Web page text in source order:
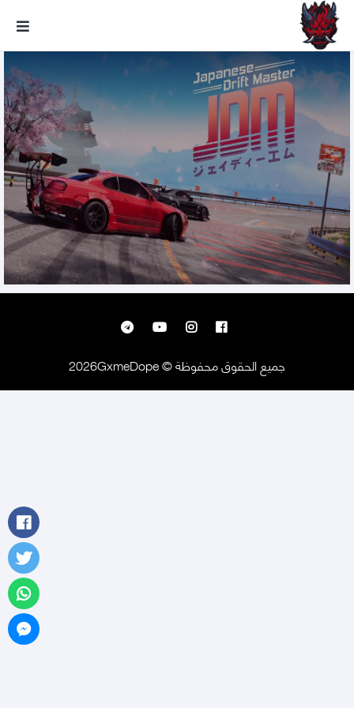
JDM Japanese Drift Master تحميل
مجانا تحديث 1.1.60.1
جميع الحقوق محفوظة © 2026GxmeDope